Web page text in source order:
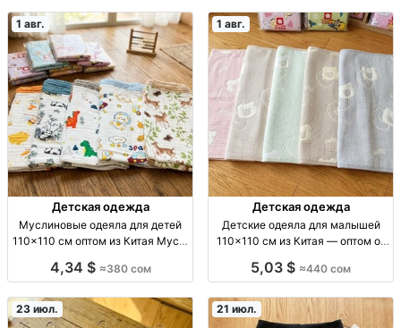
1 авг.
Детская одежда
Муслиновые одеяла для детей
110×110 см оптом из Китая Мусл.
Китай, высокое кач., опт от 380
4,34 $ ≈380 сом
1 авг.
Детская одежда
Детские одеяла для малышей
110×110 см из Китая — оптом от
110×110 см, разн. расцв., опт от
5,03 $ ≈440 сом
23 июл. 21 июл.